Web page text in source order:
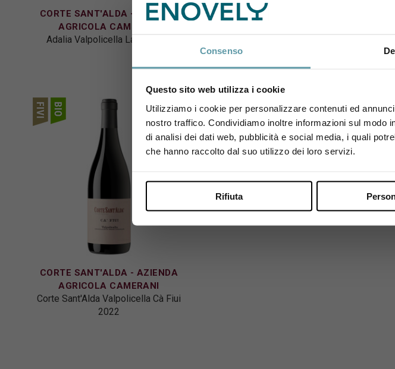
Consenso
Questo sito web utilizza i cookie
Utilizziamo i cookie per personalizzare contenuti ed
nostro traffico. Condividiamo inoltre informazioni sul
di analisi dei dati web, pubblicità e social media, i quali
che hanno raccolto dal suo utilizzo dei loro servizi.
Rifiuta
CORTE SANT'ALDA - AZIENDA
AGRICOLA CAMERANI
Adalia Valpolicella Laute 2023
CORTE SANT'ALDA - AZIENDA
Esaurito
CORTE SANT'ALDA - AZIENDA
AGRICOLA CAMERANI
Corte Sant'Alda Valpolicella Cà Fiui
2022
per avere un 10% di
Si, sono